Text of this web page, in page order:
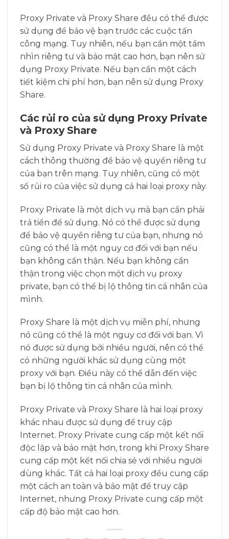
Proxy Private và Proxy Share đều có thể được
sử dụng để bảo vệ bạn trước các cuộc tấn
công mạng. Tuy nhiên, nếu bạn cần một tầm
nhìn riêng tư và bảo mật cao hơn, bạn nên sử
dụng Proxy Private. Nếu bạn cần một cách
tiết kiệm chi phí hơn, bạn nên sử dụng Proxy
Share.
Các rủi ro của sử dụng Proxy Private
và Proxy Share
Sử dụng Proxy Private và Proxy Share là một
cách thông thường để bảo vệ quyền riêng tư
của bạn trên mạng. Tuy nhiên, cũng có một
số rủi ro của việc sử dụng cả hai loại proxy này.
Proxy Private là một dịch vụ mà bạn cần phải
trả tiền để sử dụng. Nó có thể được sử dụng
để bảo vệ quyền riêng tư của bạn, nhưng nó
cũng có thể là một nguy cơ đối với bạn nếu
bạn không cẩn thận. Nếu bạn không cẩn
thận trong việc chọn một dịch vụ proxy
private, bạn có thể bị lộ thông tin cá nhân của
mình.
Proxy Share là một dịch vụ miễn phí, nhưng
nó cũng có thể là một nguy cơ đối với bạn. Vì
nó được sử dụng bởi nhiều người, nên có thể
có những người khác sử dụng cùng một
proxy với bạn. Điều này có thể dẫn đến việc
bạn bị lộ thông tin cá nhân của mình.
Proxy Private và Proxy Share là hai loại proxy
khác nhau được sử dụng để truy cập
Internet. Proxy Private cung cấp một kết nối
độc lập và bảo mật hơn, trong khi Proxy Share
cung cấp một kết nối chia sẻ với nhiều người
dùng khác. Tất cả hai loại proxy đều cung cấp
một cách an toàn và bảo mật để truy cập
Internet, nhưng Proxy Private cung cấp một
cấp độ bảo mật cao hơn.